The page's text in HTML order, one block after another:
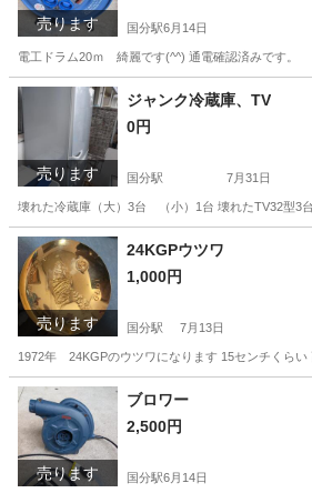
売ります 国分駅6月14日
電工ドラム20ｍ 綺麗です(^^) 通電確認済みです。
鹿児島 霧島市 国分駅 その他
売ります
ジャンク冷蔵庫、TV
0円
国分駅 7月31日
壊れた冷蔵庫（大）3台 （小）1台 壊れたTV32
鹿児島 霧島市 国分駅
売ります
24KGPウツワ
1,000円
国分駅 7月13日
1972年 24KGPのウツワになります 15センチくらい
鹿児島 霧島市
売ります
ブロワー
2,500円
国分駅6月14日